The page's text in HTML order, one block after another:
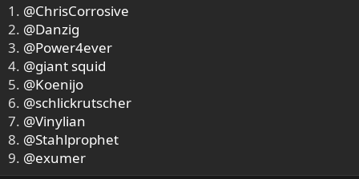
1. @ChrisCorrosive
2. @Danzig
3. @Power4ever
4. @giant squid
5. @Koenijo
6. @schlickrutscher
7. @Vinylian
8. @Stahlprophet
9. @exumer